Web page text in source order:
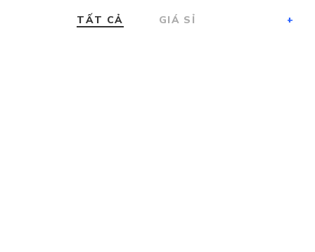
TẤT CẢ GIÁ SỈ +